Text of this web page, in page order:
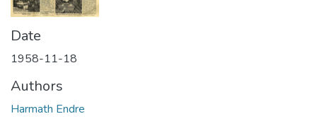
Date
1958-11-18
Authors
Harmath Endre